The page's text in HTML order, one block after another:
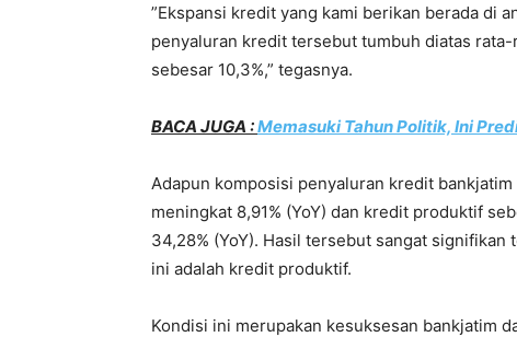
”Ekspansi kredit yang kami berikan berada di
penyaluran kredit tersebut tumbuh diatas
sebesar 10,3%,” tegasnya.
BACA JUGA :Memasuki Tahun Politik, Ini
Adapun komposisi penyaluran kredit
meningkat 8,91% (YoY) dan kredit produktif
34,28% (YoY). Hasil tersebut sangat
ini adalah kredit produktif.
Kondisi ini merupakan kesuksesan bankjatim